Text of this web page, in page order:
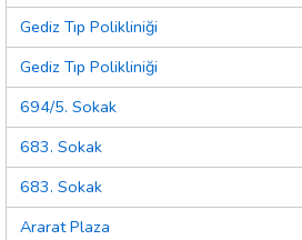
Gediz Tıp Polikliniği
Gediz Tıp Polikliniği
694/5. Sokak
683. Sokak
683. Sokak
Ararat Plaza